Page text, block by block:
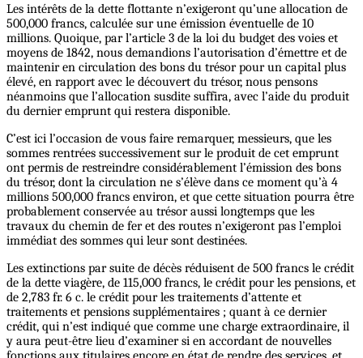
Les intérêts de la dette flottante n’exigeront qu’une allocation de
500,000 francs, calculée sur une émission éventuelle de 10
millions. Quoique, par l’article 3 de la loi du budget des voies et
moyens de 1842, nous demandions l’autorisation d’émettre et de
maintenir en circulation des bons du trésor pour un capital plus
élevé, en rapport avec le découvert du trésor, nous pensons
néanmoins que l’allocation susdite suffira, avec l’aide du produit
du dernier emprunt qui restera disponible.
C’est ici l’occasion de vous faire remarquer, messieurs, que les
sommes rentrées successivement sur le produit de cet emprunt
ont permis de restreindre considérablement l’émission des bons
du trésor, dont la circulation ne s’élève dans ce moment qu’à 4
millions 500,000 francs environ, et que cette situation pourra être
probablement conservée au trésor aussi longtemps que les
travaux du chemin de fer et des routes n’exigeront pas l’emploi
immédiat des sommes qui leur sont destinées.
Les extinctions par suite de décès réduisent de 500 francs le crédit
de la dette viagère, de 115,000 francs, le crédit pour les pensions, et
de 2,783 fr. 6 c. le crédit pour les traitements d’attente et
traitements et pensions supplémentaires ; quant à ce dernier
crédit, qui n’est indiqué que comme une charge extraordinaire, il
y aura peut-être lieu d’examiner si en accordant de nouvelles